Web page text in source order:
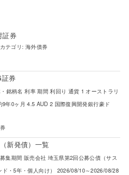
証券
カテゴリ: 海外債券
券
銘柄名 利率 期間 利回り 通貨 1 オーストラリ
9年0ヶ月 4.5 AUD 2 国際復興開発銀行豪ド
新発債）一覧
集期間 販売会社 埼玉県第2回公募公債（サス
ド・5年・個人向け） 2026/08/10～2026/08/28